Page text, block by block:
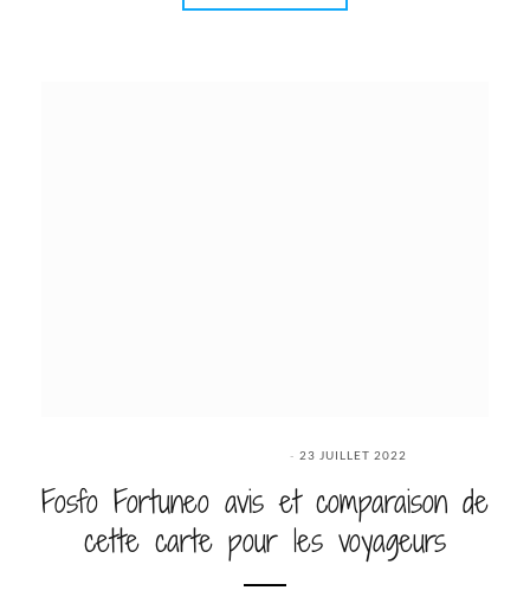
23 JUILLET 2022
Fosfo Fortuneo avis et comparaison de
cette carte pour les voyageurs